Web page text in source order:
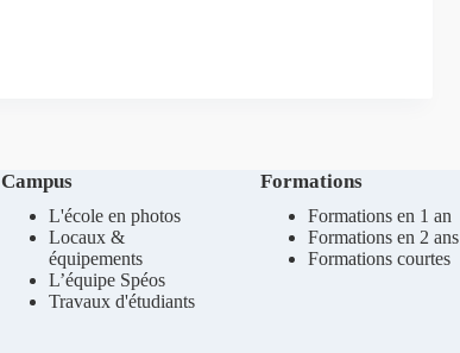
Campus
L'école en photos
Locaux &
équipements
L’équipe Spéos
Travaux d'étudiants
Formations
Formations en 1 an
Formations en 2 ans
Formations courtes